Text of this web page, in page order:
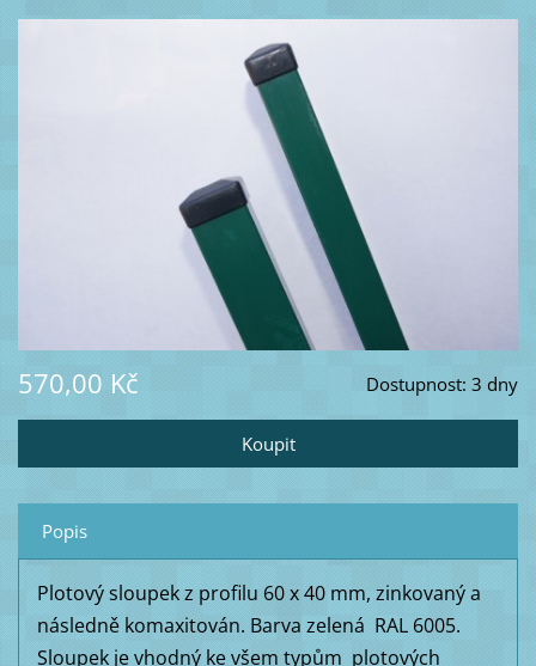
Dostupnost: 3 dny
570,00 Kč
Popis
Plotový sloupek z profilu 60 x 40 mm, zinkovaný a
následně komaxitován. Barva zelená RAL 6005.
Sloupek je vhodný ke všem typům plotových